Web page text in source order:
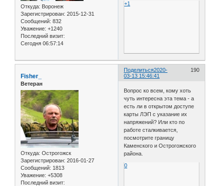
Откуда: Воронеж
Зарегистрирован: 2015-12-31
Сообщений: 832
Уважение: +1240
Последний визит:
Сегодня 06:57:14
+1
Поделиться 190
2020-
03-13 15:46:41
Fisher_
Ветеран
Откуда: Острогожск
Зарегистрирован: 2016-01-27
Сообщений: 1813
Уважение: +5308
Последний визит:
Вопрос ко всем, кому хоть
чуть интересна эта тема - а
есть ли в открытом доступе
карты ЛЭП с указание их
напряжений? Или кто по
работе сталкивается,
посмотрите границу
Каменского и Острогожского
района.
0